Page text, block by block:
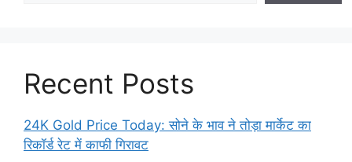
Recent Posts
24K Gold Price Today: सोने के भाव ने तोड़ा मार्केट का
रिकॉर्ड रेट में काफी गिरावट